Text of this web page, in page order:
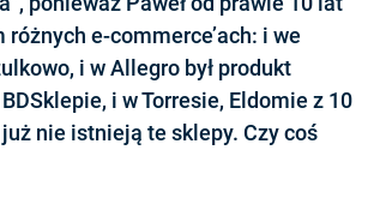
e-commerce’ach: i we
i w Allegro był produkt
i w Torresie, Eldomie z 10
nie istnieją te sklepy. Czy coś